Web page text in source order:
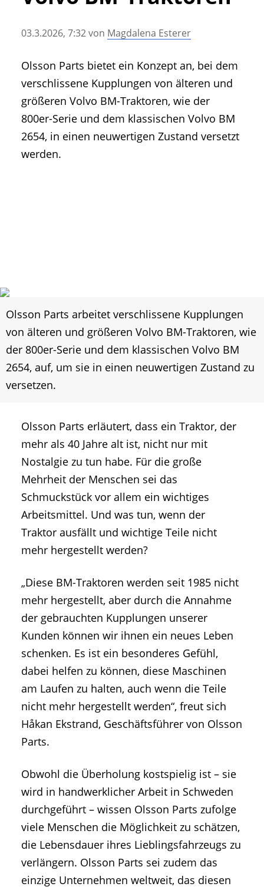
• Messen und Veranstaltungen
• Agritechnica Neuheiten Archiv
• Artikel nach Hersteller/Marke
03.3.2026, 7:32von Magdalena Esterer
Olsson Parts bietet ein Konzept an, bei dem
verschlissene Kupplungen von älteren und
größeren Volvo BM-Traktoren, wie der
800er-Serie und dem klassischen Volvo BM
2654, in einen neuwertigen Zustand versetzt
werden.
Olsson Parts arbeitet verschlissene Kupplungen
von älteren und größeren Volvo BM-Traktoren, wie
der 800er-Serie und dem klassischen Volvo BM
2654, auf, um sie in einen neuwertigen Zustand zu
versetzen.
Olsson Parts erläutert, dass ein Traktor, der
mehr als 40 Jahre alt ist, nicht nur mit
Nostalgie zu tun habe. Für die große
Mehrheit der Menschen sei das
Schmuckstück vor allem ein wichtiges
Arbeitsmittel. Und was tun, wenn der
Traktor ausfällt und wichtige Teile nicht
mehr hergestellt werden?
„Diese BM-Traktoren werden seit 1985 nicht
mehr hergestellt, aber durch die Annahme
der gebrauchten Kupplungen unserer
Kunden können wir ihnen ein neues Leben
schenken. Es ist ein besonderes Gefühl,
dabei helfen zu können, diese Maschinen
am Laufen zu halten, auch wenn die Teile
nicht mehr hergestellt werden“, freut sich
Håkan Ekstrand, Geschäftsführer von Olsson
Parts.
Obwohl die Überholung kostspielig ist – sie
wird in handwerklicher Arbeit in Schweden
durchgeführt – wissen Olsson Parts zufolge
viele Menschen die Möglichkeit zu schätzen,
die Lebensdauer ihres Lieblingsfahrzeugs zu
verlängern. Olsson Parts sei zudem das
einzige Unternehmen weltweit, das diesen